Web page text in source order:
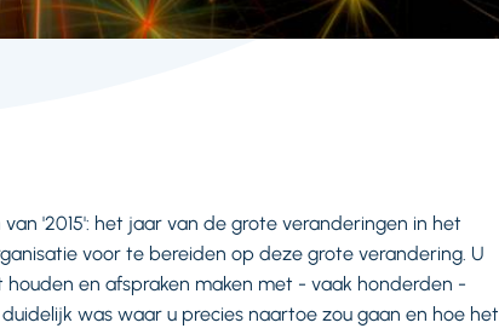
'2015': het jaar van de grote veranderingen in het
voor te bereiden op deze grote verandering. U
en afspraken maken met - vaak honderden -
was waar u precies naartoe zou gaan en hoe het